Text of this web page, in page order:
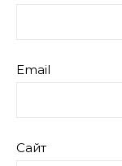
Email
Сайт